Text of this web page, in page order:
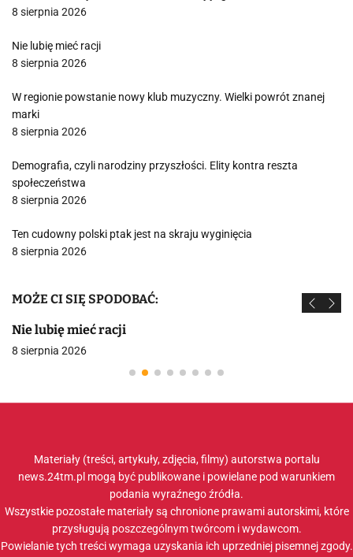
8 sierpnia 2026
Nie lubię mieć racji
8 sierpnia 2026
W regionie powstanie nowy klub muzyczny. Wielki powrót znanej
marki
8 sierpnia 2026
Demografia, czyli narodziny przyszłości. Elity kontra reszta
społeczeństwa
8 sierpnia 2026
Ten cudowny polski ptak jest na skraju wyginięcia
8 sierpnia 2026
MOŻE CI SIĘ SPODOBAĆ:
Nie lubię mieć racji
8 sierpnia 2026
Materiały (treści, artykuły, zdjęcia, filmy) autorstwa portalu
news.24tm.pl mogą być publikowane i powielane pod warunkiem
podania wyraźnego źródła.
Wszystkie pozostałe materiały są chronione prawami autorskimi, które
przysługują poszczególnym twórcom i wydawcom.
Powielanie tych treści wymaga uzyskania ich uprzedniej pisemnej zgody.